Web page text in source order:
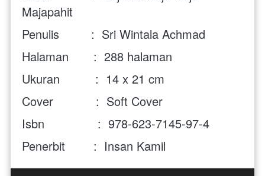
Majapahit
Penulis         :  Sri Wintala Achmad
Halaman       : 288 halaman
Ukuran          :  14 x 21 cm
Cover            :  Soft Cover
Isbn               : 978-623-7145-97-4
Penerbit        :  Insan Kamil